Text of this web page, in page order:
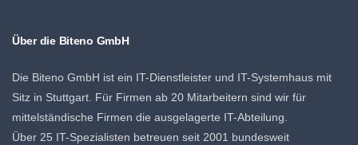
Über die Biteno GmbH
Die Biteno GmbH ist ein IT-Dienstleister und IT-Systemhaus mit
Sitz in Stuttgart. Für Firmen ab 20 Mitarbeitern sind wir für
mittelständische Firmen die ausgelagerte IT-Abteilung.
Über 25 IT-Spezialisten betreuen seit 2001 bundesweit